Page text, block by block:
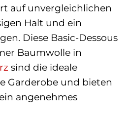
auf unvergleichlichen
Halt und ein
Diese Basic-Dessous
Baumwolle in
sind die ideale
Garderobe und bieten
angenehmes